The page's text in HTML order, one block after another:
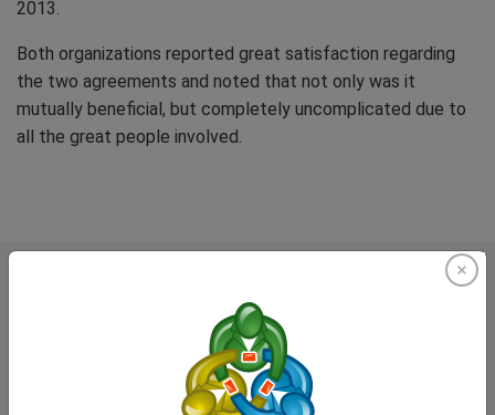
2013.
Both organizations reported great satisfaction regarding
the two agreements and noted that not only was it
mutually beneficial, but completely uncomplicated due to
all the great people involved.
Cosa dicono di noi i nostri
trader